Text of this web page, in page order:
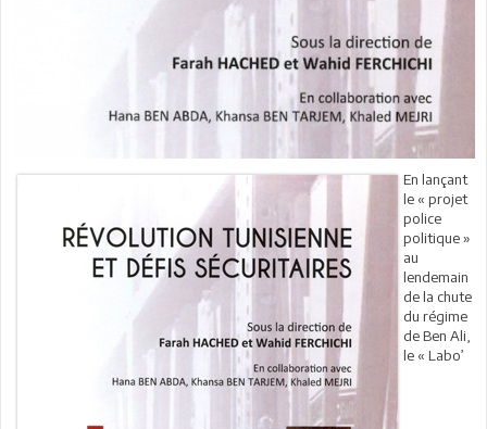
En lançant
le « projet
police
politique »
au
lendemain
de la chute
du régime
de Ben Ali,
le « Labo’